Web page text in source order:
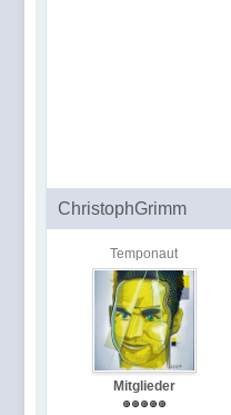
ChristophGrimm
Temponaut
Mitglieder